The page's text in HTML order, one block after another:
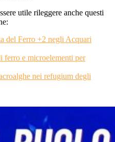
utile rileggere anche questi
del Ferro +2 negli Acquari
ferro e microelementi per
nei refugium degli